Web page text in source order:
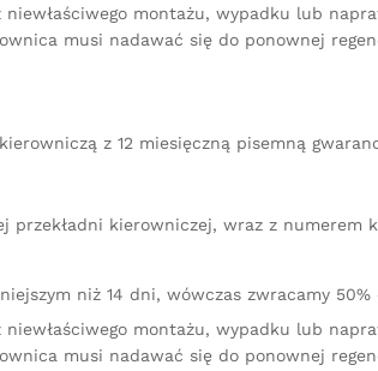
montażu, wypadku lub
musi nadawać się do ponownej
z 12 miesięczną pisemną
przekładni kierowniczej, wraz z
niż 14 dni, wówczas zwracamy
montażu, wypadku lub
musi nadawać się do ponownej